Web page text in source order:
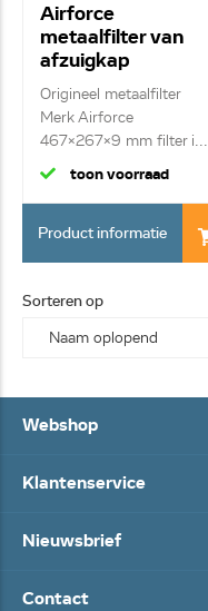
Airforce
metaalfilter van
afzuigkap
AFCGF30L6E
Origineel metaalfilter
Merk Airforce
467x267x9 mm filter i...
toon voorraad
Product informatie
Sorteren op
Webshop
Klantenservice
Nieuwsbrief
Contact